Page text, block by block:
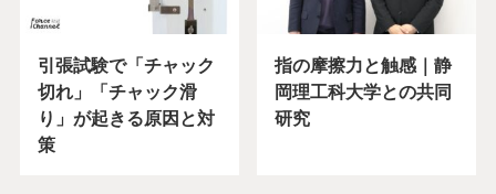
引張試験で「チャック
切れ」「チャック滑
り」が起きる原因と対
策
指の摩擦力と触感｜静
岡理工科大学との共同
研究